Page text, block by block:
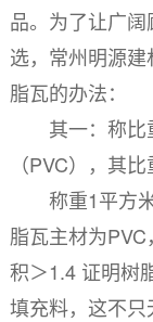
品。为了让广
选，常州明源
脂瓦的办法：
其一：称比
（PVC），其
称重1平方米
脂瓦主材为
积＞1.4 证明树
填充料，这不